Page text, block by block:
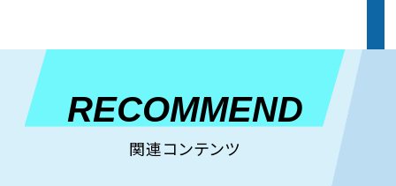
RECOMMEND
関連コンテンツ